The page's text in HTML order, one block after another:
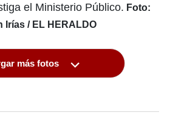
el Ministerio Público. Foto:
Irías / EL HERALDO
más fotos